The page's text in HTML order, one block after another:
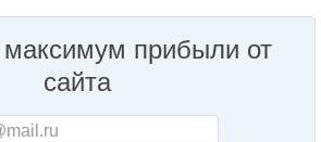
максимум прибыли от
сайта